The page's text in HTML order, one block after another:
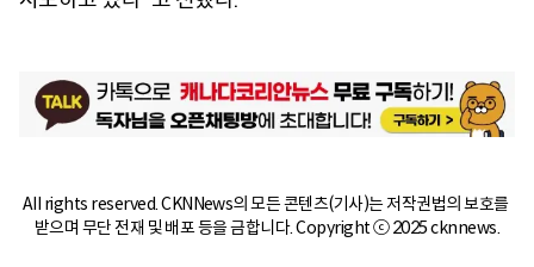
All rights reserved. CKNNews의 모든 콘텐츠(기사)는 저작권법의 보호를
받으며 무단 전재 및 배포 등을 금합니다. Copyright ⓒ 2025 cknnews.